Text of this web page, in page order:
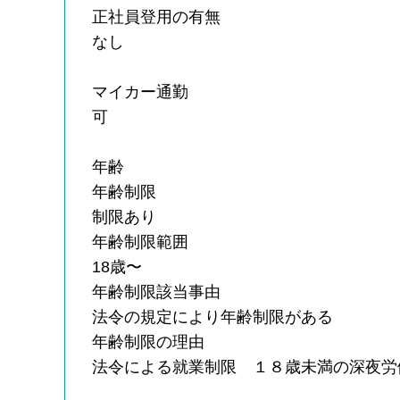
正社員登用の有無
なし
マイカー通勤
可
年齢
年齢制限
制限あり
年齢制限範囲
18歳〜
年齢制限該当事由
法令の規定により年齢制限がある
年齢制限の理由
法令による就業制限 １８歳未満の深夜労